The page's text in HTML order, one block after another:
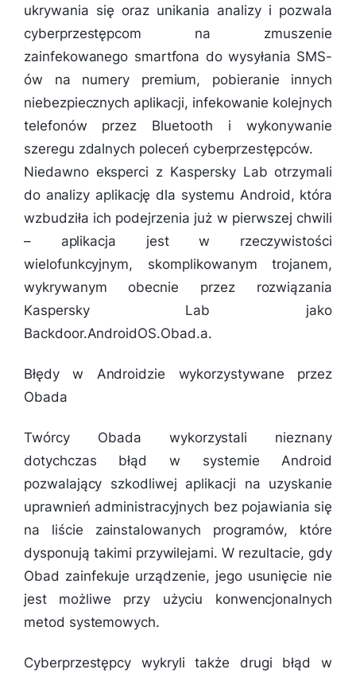
ukrywania się oraz unikania analizy i pozwala
cyberprzestępcom na zmuszenie
zainfekowanego smartfona do wysyłania SMS-
ów na numery premium, pobieranie innych
niebezpiecznych aplikacji, infekowanie kolejnych
telefonów przez Bluetooth i wykonywanie
szeregu zdalnych poleceń cyberprzestępców.
Niedawno eksperci z Kaspersky Lab otrzymali
do analizy aplikację dla systemu Android, która
wzbudziła ich podejrzenia już w pierwszej chwili
– aplikacja jest w rzeczywistości
wielofunkcyjnym, skomplikowanym trojanem,
wykrywanym obecnie przez rozwiązania
Kaspersky Lab jako
Backdoor.AndroidOS.Obad.a.
Błędy w Androidzie wykorzystywane przez
Obada
Twórcy Obada wykorzystali nieznany
dotychczas błąd w systemie Android
pozwalający szkodliwej aplikacji na uzyskanie
uprawnień administracyjnych bez pojawiania się
na liście zainstalowanych programów, które
dysponują takimi przywilejami. W rezultacie, gdy
Obad zainfekuje urządzenie, jego usunięcie nie
jest możliwe przy użyciu konwencjonalnych
metod systemowych.
Cyberprzestępcy wykryli także drugi błąd w